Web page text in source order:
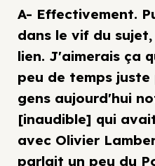
A- Effectivement.
dans le vif du
lien. J'aimerais ça
peu de temps
gens aujourd'hui
[inaudible] qui
avec Olivier
parlait un peu du